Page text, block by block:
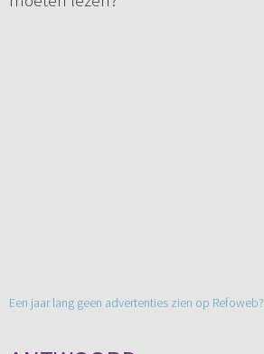
Een jaar lang geen advertenties zien op Refoweb?